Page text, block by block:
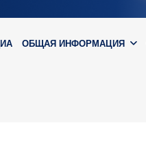
ОБЩАЯ ИНФОРМАЦИЯ